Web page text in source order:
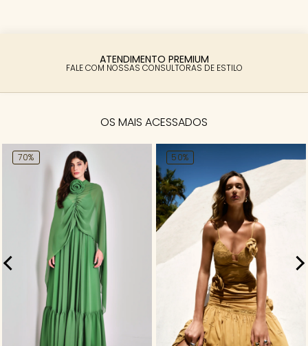
PARCELAMENTO FACILITADO
6X SEM JUROS
ATENDIMENTO PREMIUM
FALE COM NOSSAS CONSULTORAS DE ESTILO
OS MAIS ACESSADOS
70% 50%